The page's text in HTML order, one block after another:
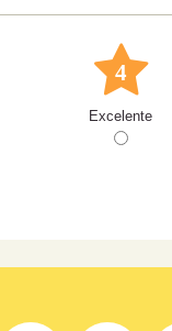
4
Excelente